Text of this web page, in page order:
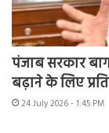
पंजाब सरकार
बढ़ाने के लिए
24 July 2026 - 1:45 PM